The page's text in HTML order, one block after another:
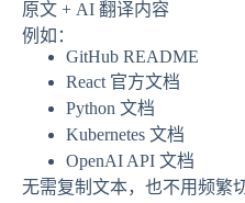
原文 + AI 翻译内容
例如：
GitHub README
React 官方文档
Python 文档
Kubernetes 文档
OpenAI API 文档
无需复制文本，也不用频繁